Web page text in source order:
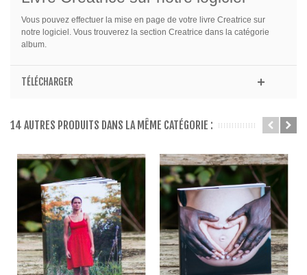
Vous pouvez effectuer la mise en page de votre livre Creatrice sur
notre logiciel. Vous trouverez la section Creatrice dans la catégorie
album.
TÉLÉCHARGER
14 AUTRES PRODUITS DANS LA MÊME CATÉGORIE :